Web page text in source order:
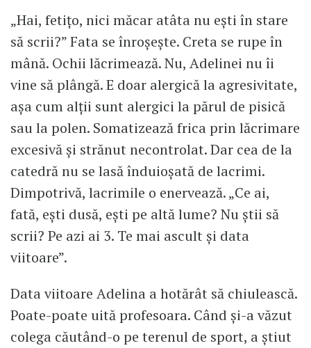
„Hai, fetițo, nici măcar atâta nu ești în stare
să scrii?” Fata se înroșește. Creta se rupe în
mână. Ochii lăcrimează. Nu, Adelinei nu îi
vine să plângă. E doar alergică la agresivitate,
așa cum alții sunt alergici la părul de pisică
sau la polen. Somatizează frica prin lăcrimare
excesivă și strănut necontrolat. Dar cea de la
catedră nu se lasă înduioșată de lacrimi.
Dimpotrivă, lacrimile o enervează. „Ce ai,
fată, ești dusă, ești pe altă lume? Nu știi să
scrii? Pe azi ai 3. Te mai ascult și data
viitoare”.
Data viitoare Adelina a hotărât să chiulească.
Poate-poate uită profesoara. Când și-a văzut
colega căutând-o pe terenul de sport, a știut